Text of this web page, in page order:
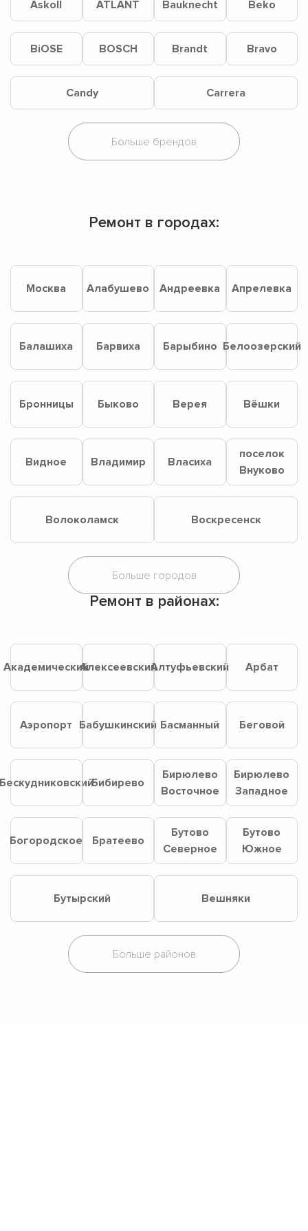
Askoll ATLANT Bauknecht Beko
BiOSE BOSCH Brandt Bravo
Candy Carrera
Ремонт в городах:
Москва Алабушево Андреевка Апрелевка
Балашиха Барвиха Барыбино Белоозерский
Бронницы Быково Верея Вёшки
Видное Владимир Власиха
поселок
Внуково
Волоколамск Воскресенск
Ремонт в районах:
АкадемическийАлексеевскийАлтуфьевский Арбат
Аэропорт Бабушкинский Басманный Беговой
Бибирево
Бирюлево
Восточное
Бирюлево
Западное
Богородское Братеево
Бутово
Северное
Бутово
Южное
Бутырский Вешняки